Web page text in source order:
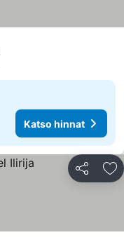
Katso hinnat
Jaa